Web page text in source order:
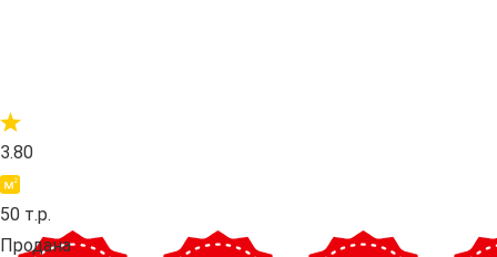
3.80
50 т.р.
Продана